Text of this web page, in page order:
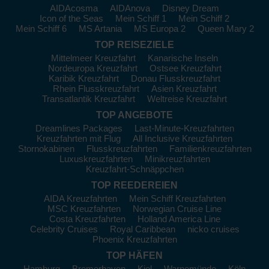
Häfen in Anguilla: Erleben Sie das
karibische Paradies
Hier sind die beiden bekanntesten Häfen, die Sie während
Ihrer Kreuzfahrt nach Anguilla besuchen können:
Road Bay:Road Bay ist ein malerischer Hafen, ideal für
einen entspannten Tag am Strand. Genießen Sie die weichen
Sandstrände und das klare Wasser, oder probieren Sie
Wassersportarten wie Schnorcheln und Kajakfahren aus.
Zahlreiche lokale Restaurants bieten eine Vielzahl karibischer
Spezialitäten.
Island:Dieses kleine Paradies ist ein unberührtes
Juwel, ideal für Tagesausflüge. Entspannen Sie am Strand,
genießen Sie die Ruhe und beobachten Sie die
Meereslebewesen beim Schnorcheln direkt vom Ufer aus.
Hier gibt es keine Hektik – nur Ruhe, entspannende Musik und
köstliche Häppchen, die von den Einheimischen angeboten
werden.
Häfen außerhalb Anguillas, die Sie
AIDAcosma
AIDAnova
Disney Dream
Icon of the Seas
Mein Schiff 1
Mein Schiff 2
Mein Schiff 6
MS Artania MS Europa 2
Queen Mary 2
TOP REISEZIELE
Mittelmeer Kreuzfahrt
Kanarische Inseln
Nordeuropa Kreuzfahrt
Ostsee Kreuzfahrt
Karibik Kreuzfahrt
Donau Flusskreuzfahrt
Rhein Flusskreuzfahrt
Asien Kreuzfahrt
Transatlantik Kreuzfahrt
Weltreise Kreuzfahrt
TOP ANGEBOTE
Dreamlines Packages
Last-Minute-Kreuzfahrten
Kreuzfahrten mit Flug
All Inclusive Kreuzfahrten
Stornokabinen
Flusskreuzfahrten
Familienkreuzfahrten
Luxuskreuzfahrten
Minikreuzfahrten
Kreuzfahrt-Schnäppchen
TOP REEDEREIEN
AIDA Kreuzfahrten
Mein Schiff Kreuzfahrten
MSC Kreuzfahrten
Norwegian Cruise Line
Costa Kreuzfahrten
Holland America Line
Celebrity Cruises
Royal Caribbean
nicko cruises
Phoenix Kreuzfahrten
TOP HÄFEN